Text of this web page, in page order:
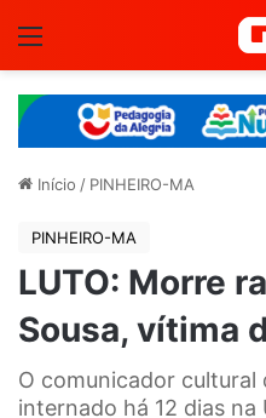
Início / PINHEIRO-MA
PINHEIRO-MA
LUTO: Morre
Sousa, vítima
O comunicador cultural
internado há 12 dias na